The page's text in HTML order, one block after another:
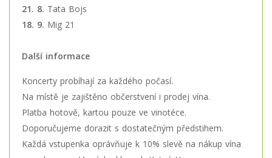
21. 8. Tata Bojs
18. 9. Mig 21
Další informace
Koncerty probíhají za každého počasí.
Na místě je zajištěno občerstvení i prodej vína.
Platba hotově, kartou pouze ve vinotéce.
Doporučujeme dorazit s dostatečným předstihem.
Každá vstupenka oprávňuje k 10% slevě na nákup vína